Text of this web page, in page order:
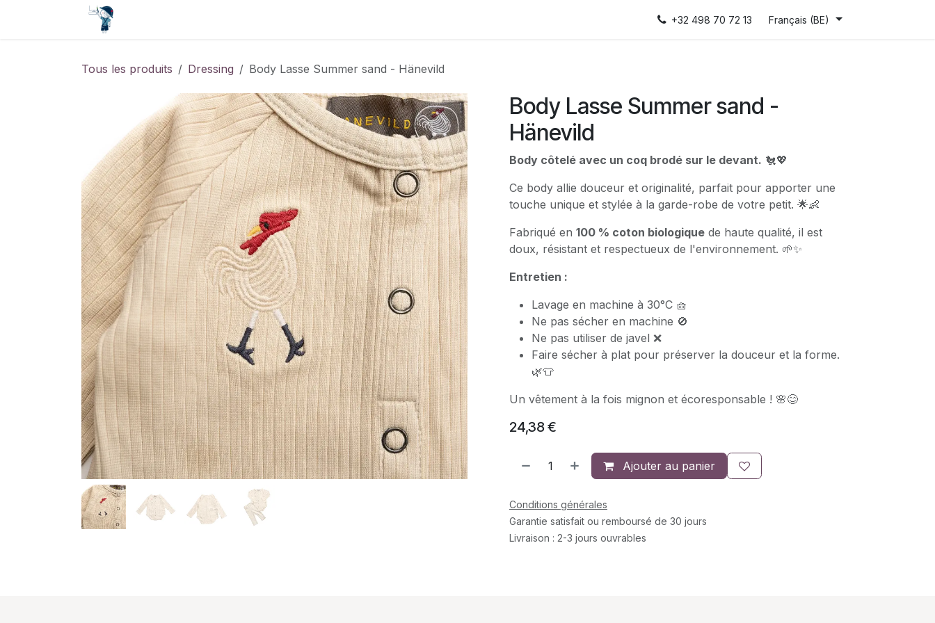
Se rendre au contenu
+32 498 70 72 13 Français (BE)
Tous les produits Dressing Body Lasse Summer sand - Hänevild
Body Lasse Summer sand -
Hänevild
Body côtelé avec un coq brodé sur le devant. 🐔💖
Ce body allie douceur et originalité, parfait pour apporter une
touche unique et stylée à la garde-robe de votre petit. 🌟👶
Fabriqué en 100 % coton biologique de haute qualité, il est
doux, résistant et respectueux de l'environnement. 🌱✨
Entretien :
Lavage en machine à 30°C 🧺
Ne pas sécher en machine 🚫
Ne pas utiliser de javel ❌
Faire sécher à plat pour préserver la douceur et la forme.
🌿👕
Un vêtement à la fois mignon et écoresponsable ! 🌸😊
24,38€
Ajouter au panier
Conditions générales
Garantie satisfait ou remboursé de 30 jours
Livraison : 2-3 jours ouvrables